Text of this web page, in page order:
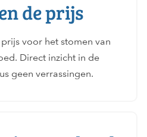
de prijs
voor het stomen van
Direct inzicht in de
geen verrassingen.